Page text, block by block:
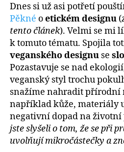
Dnes si už asi potřetí
Pěkné oetickém designu (
tento článek). Velmi se mi
k tomuto tématu. Spojila
veganského designu se
Pozastavuje se nad
veganský styl trochu
snažíme nahradit přírodní
například kůže, materiály
negativní dopad na životní
jste slyšeli o tom, že se při
uvolňují mikročástečky a